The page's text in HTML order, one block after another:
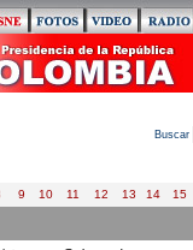
Buscar
9 10 11 12 13 14 15